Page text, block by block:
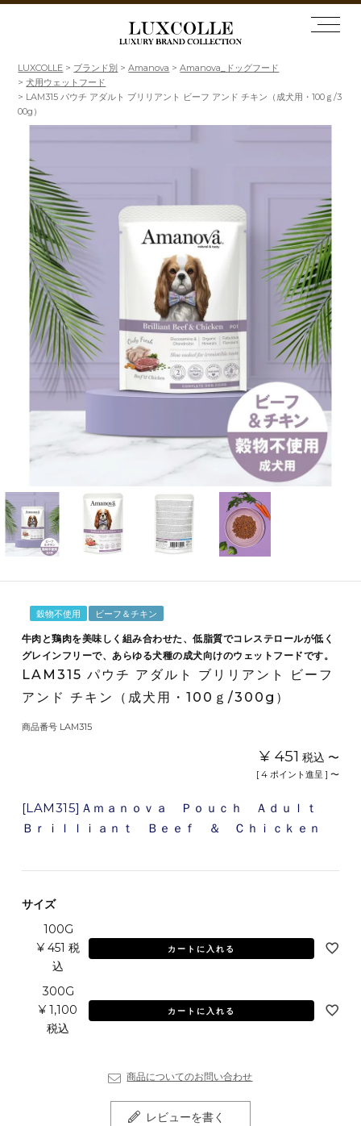
LUXCOLLE ブランド別 Amanova
Amanova_ドッグフード
犬用ウェットフード
LAM315 パウチ アダルト ブリリアント ビーフ アンド チキン（成犬用・100ｇ/3
00g）
穀物不使用 ビーフ＆チキン
牛肉と鶏肉を美味しく組み合わせた、低脂質でコレステロールが低く
グレインフリーで、あらゆる犬種の成犬向けのウェットフードです。
LAM315 パウチ アダルト ブリリアント ビーフ
アンド チキン（成犬用・100ｇ/300g）
商品番号 LAM315
¥ 451 税込 〜
[ 4 ポイント進呈 ] 〜
[LAM315]Ａｍａｎｏｖａ Ｐｏｕｃｈ Ａｄｕｌｔ
Ｂｒｉｌｌｉａｎｔ Ｂｅｅｆ ＆ Ｃｈｉｃｋｅｎ
サイズ
100G
¥ 451 税
込
カートに入れる
300G
¥ 1,100
税込
カートに入れる
商品についてのお問い合わせ
レビューを書く